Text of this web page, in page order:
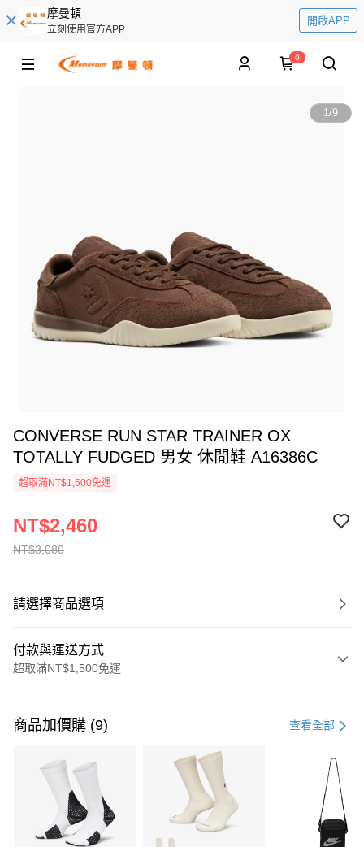
摩曼頓
立刻使用官方APP
開啟APP
0
1/9
CONVERSE RUN STAR TRAINER OX
TOTALLY FUDGED 男女 休閒鞋 A16386C
超取滿NT$1,500免運
NT$3,080
NT$2,460
請選擇商品選項
付款與運送方式
超取滿NT$1,500免運
信用卡一次付款
3 期 0 利率 每期 21家銀行
合作金庫商業銀行
第一商業銀行
華南商業銀行
彰化商業銀行
上海商業儲蓄銀行
Apple Pay
商品加價購 (9) 查看全部